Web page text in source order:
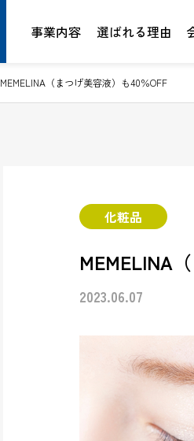
事業内容 選ばれる理由
MEMELINA（まつげ美容液）も40％OFF
化粧品
MEMELINA
2023.06.07